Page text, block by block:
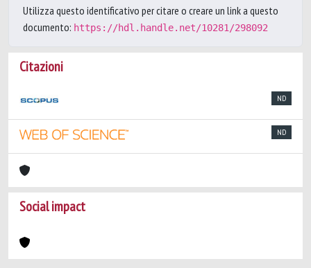
Utilizza questo identificativo per citare o creare un link a questo
documento: https://hdl.handle.net/10281/298092
Citazioni
ND
ND
Social impact